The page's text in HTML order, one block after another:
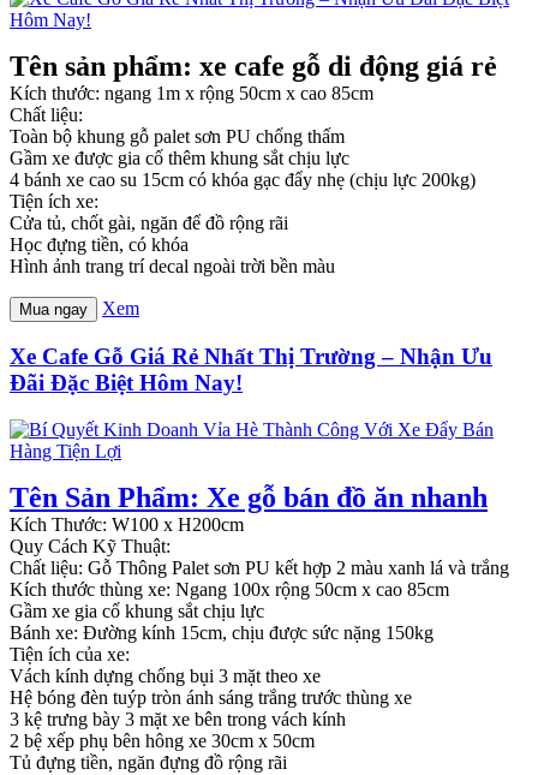
Tên sản phẩm: xe cafe gỗ di động giá rẻ
Kích thước: ngang 1m x rộng 50cm x cao 85cm
Chất liệu:
Toàn bộ khung gỗ palet sơn PU chống thấm
Gầm xe được gia cố thêm khung sắt chịu lực
4 bánh xe cao su 15cm có khóa gạc đẩy nhẹ (chịu lực 200kg)
Tiện ích xe:
Cửa tủ, chốt gài, ngăn để đồ rộng rãi
Học đựng tiền, có khóa
Hình ảnh trang trí decal ngoài trời bền màu
Mua ngay Xem
Xe Cafe Gỗ Giá Rẻ Nhất Thị Trường – Nhận Ưu
Đãi Đặc Biệt Hôm Nay!
Tên Sản Phẩm: Xe gỗ bán đồ ăn nhanh
Kích Thước: W100 x H200cm
Quy Cách Kỹ Thuật:
Chất liệu: Gỗ Thông Palet sơn PU kết hợp 2 màu xanh lá và trắng
Kích thước thùng xe: Ngang 100x rộng 50cm x cao 85cm
Gầm xe gia cố khung sắt chịu lực
Bánh xe: Đường kính 15cm, chịu được sức nặng 150kg
Tiện ích của xe:
Vách kính dựng chống bụi 3 mặt theo xe
Hệ bóng đèn tuýp tròn ánh sáng trắng trước thùng xe
3 kệ trưng bày 3 mặt xe bên trong vách kính
2 bệ xếp phụ bên hông xe 30cm x 50cm
Tủ đựng tiền, ngăn đựng đồ rộng rãi